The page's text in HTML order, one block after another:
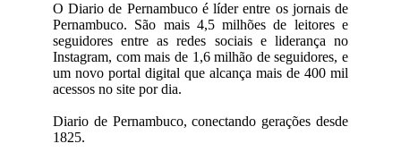
O Diario de Pernambuco é líder entre os jornais de
Pernambuco. São mais 4,5 milhões de leitores e
seguidores entre as redes sociais e liderança no
Instagram, com mais de 1,6 milhão de seguidores, e
um novo portal digital que alcança mais de 400 mil
acessos no site por dia.
Diario de Pernambuco, conectando gerações desde
1825.